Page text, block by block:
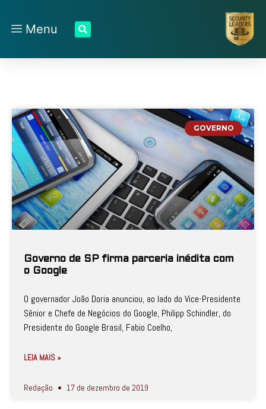
Menu
GOVERNO
Governo de SP firma parceria inédita com
o Google
O governador João Doria anunciou, ao lado do Vice-Presidente
Sênior e Chefe de Negócios do Google, Philipp Schindler, do
Presidente do Google Brasil, Fabio Coelho,
LEIA MAIS »
Redação 17 de dezembro de 2019